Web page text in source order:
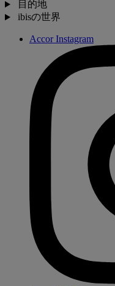
目的地
ibisの世界
Accor Instagram